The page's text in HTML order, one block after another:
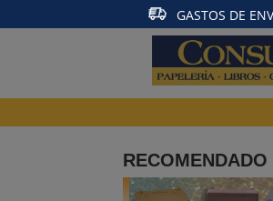
GASTOS DE
RECOMENDADO